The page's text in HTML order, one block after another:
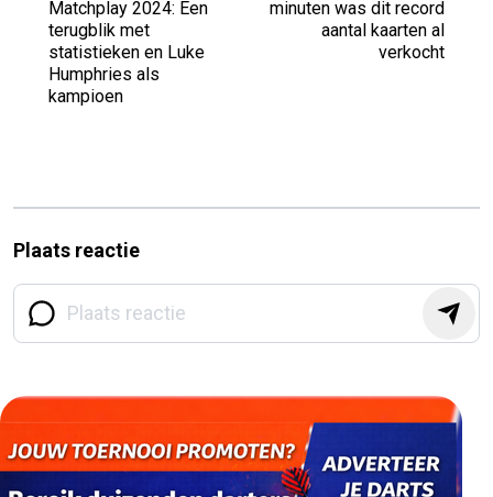
Matchplay 2024: Een
terugblik met
statistieken en Luke
Humphries als
kampioen
minuten was dit record
aantal kaarten al
verkocht
Plaats reactie